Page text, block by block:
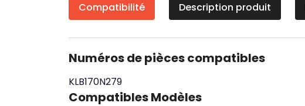
Compatibilité Description produit
Numéros de pièces compatibles
KLB170N279
Compatibles Modèles